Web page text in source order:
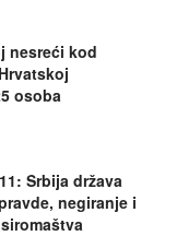
nesreći kod
osoba
Srbija država
negiranje i